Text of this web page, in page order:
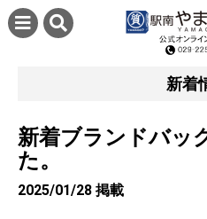
新着
新着ブランドバッ
た。
2025/01/28 掲載